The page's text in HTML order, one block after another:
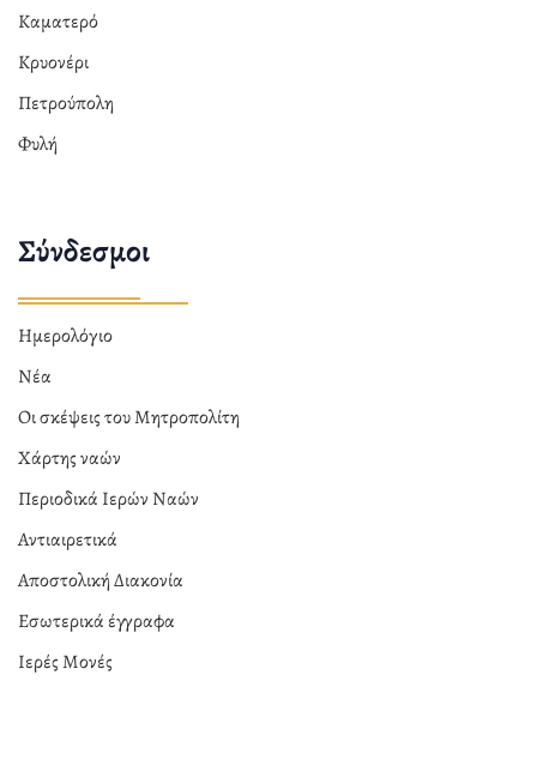
Καματερό
Κρυονέρι
Πετρούπολη
Φυλή
Σύνδεσμοι
Ημερολόγιο
Νέα
Οι σκέψεις του Μητροπολίτη
Χάρτης ναών
Περιοδικά Ιερών Ναών
Αντιαιρετικά
Αποστολική Διακονία
Εσωτερικά έγγραφα
Ιερές Μονές